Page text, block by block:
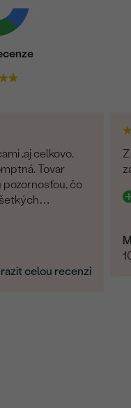
,aj celkovo.
Tovar
pozornosťou, čo
celou recenzi